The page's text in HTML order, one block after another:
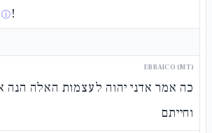
ⓘ !
EBRAICO (MT)
כה אמר אדני יהוה לעצמות האלה הנה
וחייתם